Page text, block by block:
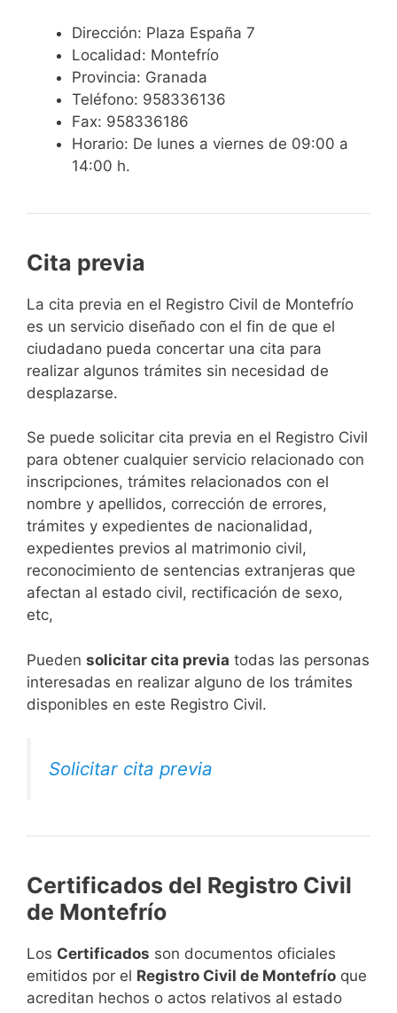
Dirección: Plaza España 7
Localidad: Montefrío
Provincia: Granada
Teléfono: 958336136
Fax: 958336186
Horario: De lunes a viernes de 09:00 a
14:00 h.
Cita previa
​​​​​​​​​​​​​​​​​​​​​​​​​​​​La cita previa en el Registro Civil de Montefrío
es un servicio diseñado con el fin de que el
ciudadano pueda concertar una cita para
realizar algunos trámites sin necesidad de
desplazarse.​
Se puede solicitar cita previa en el Registro Civil
para obtener cualquier servicio relacionado con
inscripciones, trámites relacionados con el
nombre y apellidos, corrección de errores,
trámites y expedientes de nacionalidad,
expedientes previos al matrimonio civil,
reconocimiento de sentencias extranjeras que
afectan al estado civil, rectificación de sexo,
etc,
​Pueden solicitar cita previa todas las personas
interesadas en realizar alguno de los trámites
disponibles en este Registro Civil.​
Solicitar cita previa
Certificados del Registro Civil
de Montefrío
Los Certificados son documentos oficiales
emitidos por el Registro Civil de Montefrío que
acreditan hechos o actos relativos al estado